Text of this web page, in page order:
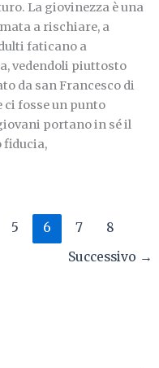
La giovinezza è una
a rischiare, a
faticano a
vedendoli piuttosto
da san Francesco di
ci fosse un punto
portano in sé il
fiducia,
5 6 7
8
Successivo →